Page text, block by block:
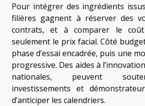
Pour intégrer des ingrédients
filières gagnent à réserver des
contrats, et à comparer le
seulement le prix facial. Côté
phase d’essai encadrée, puis une
progressive. Des aides à
nationales, peuvent
investissements et
d’anticiper les calendriers.